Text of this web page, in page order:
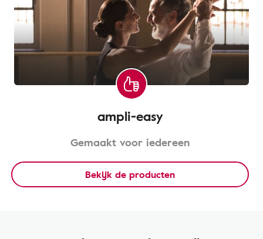
ampli-easy
Gemaakt voor iedereen
Bekijk de producten